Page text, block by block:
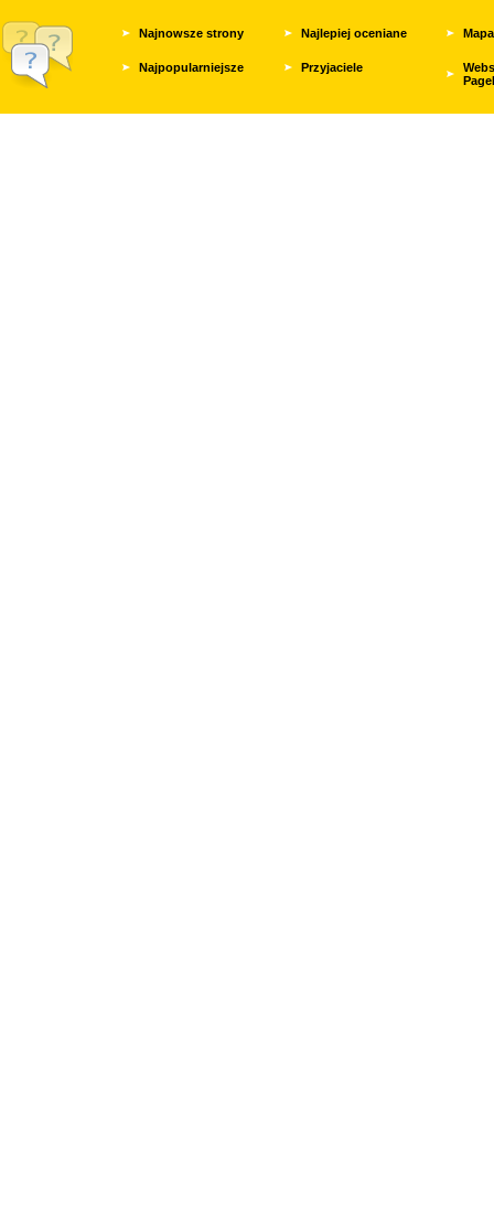
Najnowsze strony Najlepiej oceniane
Najpopularniejsze Przyjaciele